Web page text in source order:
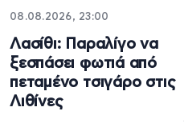
08.08.2026, 23:00
Λασίθι: Παραλίγο να
ξεσπάσει φωτιά από
πεταμένο τσιγάρο στις
Λιθίνες